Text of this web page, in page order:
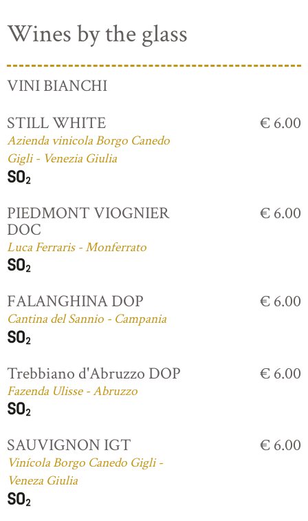
Wines by the glass
VINI BIANCHI
STILL WHITE
Azienda vinicola Borgo Canedo
Gigli - Venezia Giulia
€ 6.00
PIEDMONT VIOGNIER
DOC
Luca Ferraris - Monferrato
€ 6.00
FALANGHINA DOP
Cantina del Sannio - Campania
€ 6.00
Trebbiano d'Abruzzo DOP
Fazenda Ulisse - Abruzzo
€ 6.00
SAUVIGNON IGT
Vinícola Borgo Canedo Gigli -
Veneza Giulia
€ 6.00